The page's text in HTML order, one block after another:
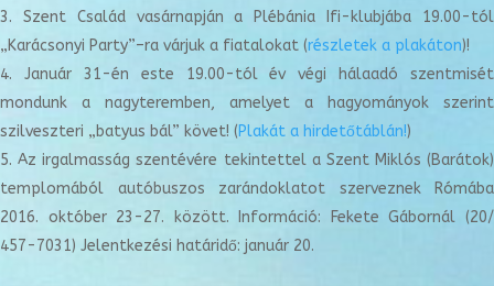
Szent Család vasárnapján a Plébánia Ifi-klubjába 19.00-tól
„Karácsonyi Party”–ra várjuk a fiatalokat (részletek a plakáton)!
Január 31-én este 19.00-tól év végi hálaadó szentmisét
mondunk a nagyteremben, amelyet a hagyományok szerint
szilveszteri „batyus bál” követ! (Plakát a hirdetőtáblán!)
Az irgalmasság szentévére tekintettel a Szent Miklós (Barátok)
templomából autóbuszos zarándoklatot szerveznek Rómába
2016. október 23-27. között. Információ: Fekete Gábornál (20/
457-7031) Jelentkezési határidő: január 20.